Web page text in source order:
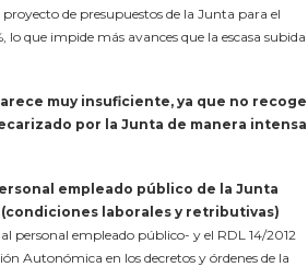
de presupuestos de la Junta para el
que impide más avances que la escasa subida
muy insuficiente, ya que no recoge
por la Junta de manera intensa
empleado público de la Junta
laborales y retributivas)
personal empleado público- y el RDL 14/2012
Autonómica en los decretos y órdenes de la